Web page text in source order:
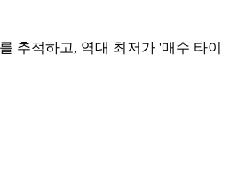
추적하고, 역대 최저가 '매수 타이